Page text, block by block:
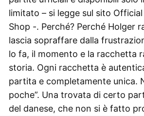
limitato – si legge sul sito
Shop -. Perché? Perché Holger
lascia sopraffare dalla
lo fa, il momento e la racchetta
storia. Ogni racchetta è
partita e completamente unica.
poche”. Una trovata di certo
del danese, che non si è fatto